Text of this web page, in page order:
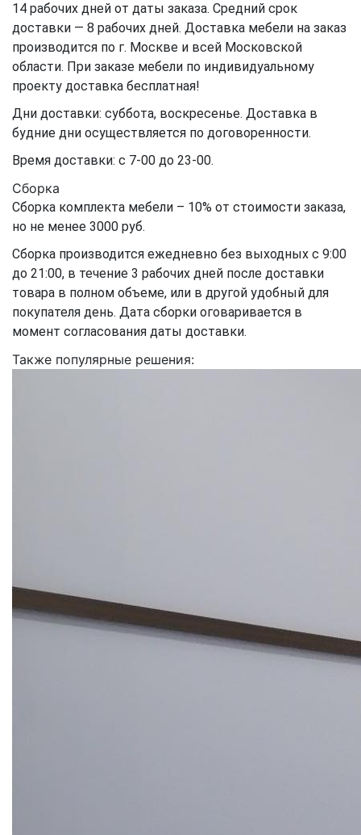
14 рабочих дней от даты заказа. Средний срок
доставки — 8 рабочих дней. Доставка мебели на заказ
производится по г. Москве и всей Московской
области. При заказе мебели по индивидуальному
проекту доставка бесплатная!
Дни доставки: суббота, воскресенье. Доставка в
будние дни осуществляется по договоренности.
Время доставки: с 7-00 до 23-00.
Сборка
Сборка комплекта мебели – 10% от стоимости заказа,
но не менее 3000 руб.
Сборка производится ежедневно без выходных с 9:00
до 21:00, в течение 3 рабочих дней после доставки
товара в полном объеме, или в другой удобный для
покупателя день. Дата сборки оговаривается в
момент согласования даты доставки.
Также популярные решения: